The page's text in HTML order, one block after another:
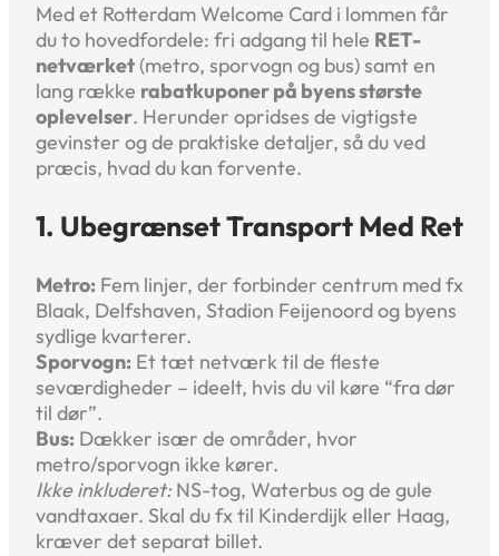
Med et Rotterdam Welcome Card i lommen får
du to hovedfordele: fri adgang til hele RET-
netværket (metro, sporvogn og bus) samt en
lang række rabatkuponer på byens største
oplevelser. Herunder opridses de vigtigste
gevinster og de praktiske detaljer, så du ved
præcis, hvad du kan forvente.
1. Ubegrænset Transport Med Ret
Metro: Fem linjer, der forbinder centrum med fx
Blaak, Delfshaven, Stadion Feijenoord og byens
sydlige kvarterer.
Sporvogn: Et tæt netværk til de fleste
seværdigheder – ideelt, hvis du vil køre “fra dør
til dør”.
Bus: Dækker især de områder, hvor
metro/sporvogn ikke kører.
Ikke inkluderet: NS-tog, Waterbus og de gule
vandtaxaer. Skal du fx til Kinderdijk eller Haag,
kræver det separat billet.